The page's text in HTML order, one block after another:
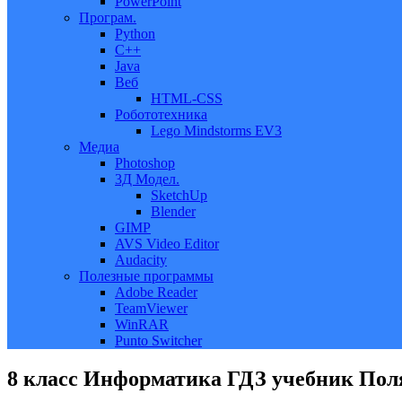
Програм.
Python
C++
Java
Веб
HTML-CSS
Робототехника
Lego Mindstorms EV3
Медиа
Photoshop
3Д Модел.
SketchUp
Blender
GIMP
AVS Video Editor
Audacity
Полезные программы
Adobe Reader
TeamViewer
WinRAR
Punto Switcher
8 класс Информатика ГДЗ учебник